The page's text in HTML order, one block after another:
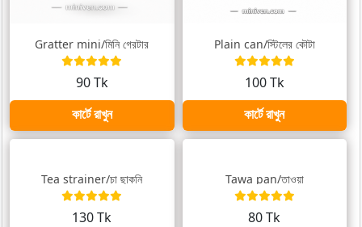
Gratter mini/মিনি গ্রেটার
90 Tk
কার্টে রাখুন
Plain can/স্টিলের কৌটা
100 Tk
কার্টে রাখুন
Tea strainer/চা ছাকনি
130 Tk
Tawa pan/তাওয়া
80 Tk